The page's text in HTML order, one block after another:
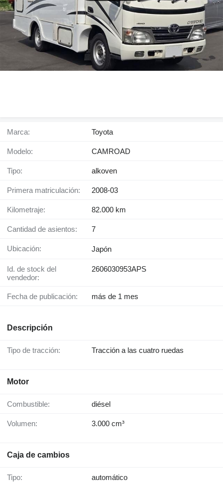
Marca: Toyota
Modelo: CAMROAD
Tipo: alkoven
Primera matriculación: 2008-03
Kilometraje: 82.000 km
Cantidad de asientos: 7
Ubicación: Japón
Id. de stock del
vendedor:
2606030953APS
Fecha de publicación: más de 1 mes
Descripción
Tipo de tracción: Tracción a las cuatro ruedas
Motor
Combustible: diésel
Volumen: 3.000 cm³
Caja de cambios
Tipo: automático